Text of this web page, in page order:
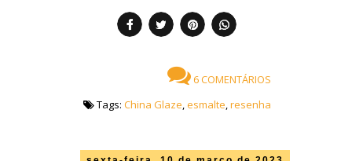
6 COMENTÁRIOS
Tags: China Glaze,esmalte,resenha